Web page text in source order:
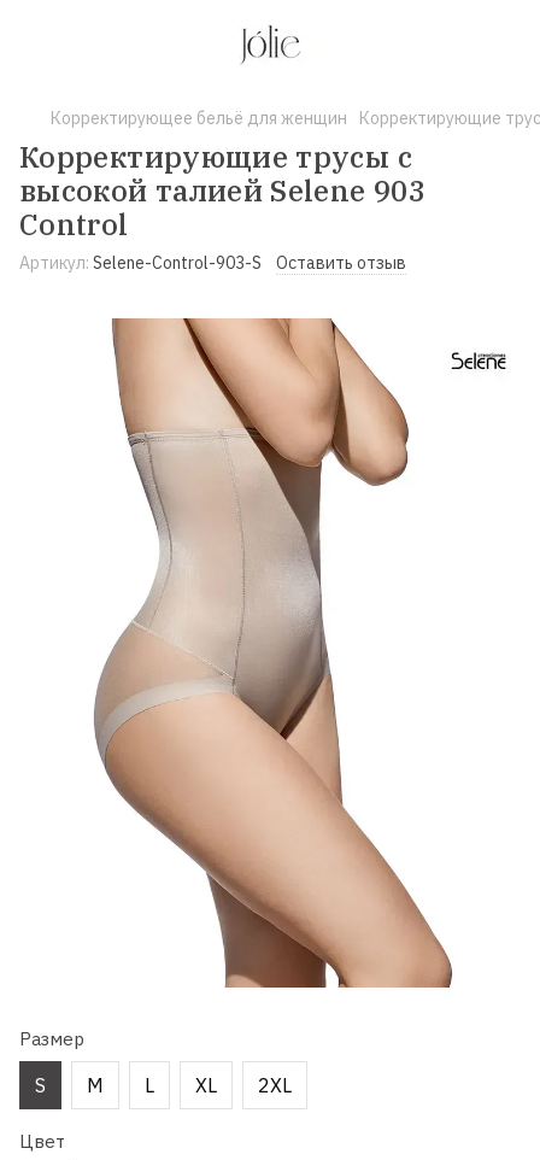
Корректирующее бельё для женщин Корректирующие
Корректирующие трусы с
высокой талией Selene 903
Control
Артикул: Selene-Control-903-S Оставить отзыв
Размер
S M L XL 2XL
Цвет